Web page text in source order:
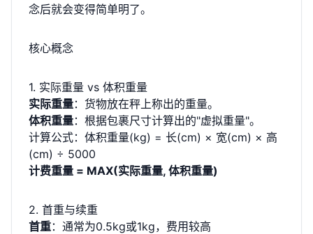
念后就会变得简单明了。
核心概念
1. 实际重量 vs 体积重量
实际重量：货物放在秤上称出的重量。
体积重量：根据包裹尺寸计算出的"虚拟重量"。
计算公式：体积重量(kg) = 长(cm) × 宽(cm) × 高
(cm) ÷ 5000
计费重量 = MAX(实际重量, 体积重量)
2. 首重与续重
首重：通常为0.5kg或1kg，费用较高